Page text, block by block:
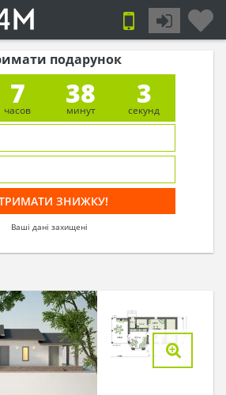
подарунок
7
часов
38
минут
2
секунд
Ваші дані захищені